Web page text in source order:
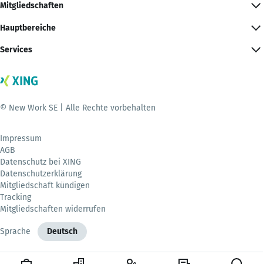
Mitgliedschaften
Hauptbereiche
Services
© New Work SE | Alle Rechte vorbehalten
Impressum
AGB
Datenschutz bei XING
Datenschutzerklärung
Mitgliedschaft kündigen
Tracking
Mitgliedschaften widerrufen
Sprache Deutsch